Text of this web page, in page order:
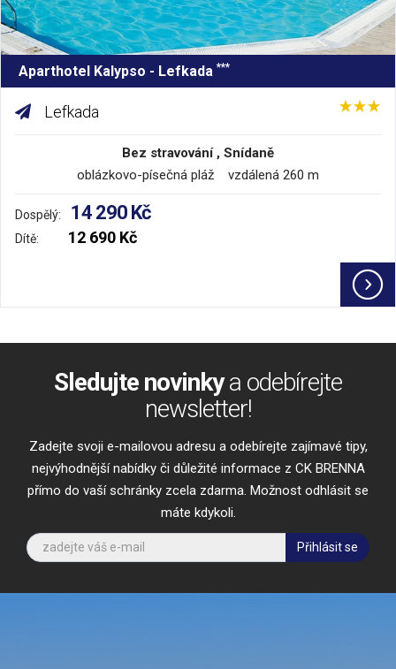
Aparthotel Kalypso - Lefkada ***
Lefkada
Bez stravování , Snídaně
oblázkovo-písečná pláž vzdálená 260 m
Dospělý: 14 290 Kč
Dítě: 12 690 Kč
Sledujte novinkya odebírejte
newsletter!
Zadejte svoji e-mailovou adresu a odebírejte zajímavé tipy,
nejvýhodnější nabídky či důležité informace z CK BRENNA
přímo do vaší schránky zcela zdarma. Možnost odhlásit se
máte kdykoli.
Přihlásit se